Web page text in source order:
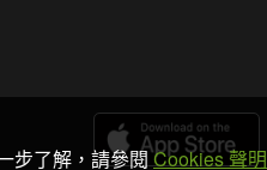
步了解，請參閱Cookies 聲明